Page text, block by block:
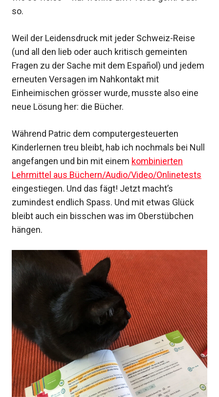
so.
Weil der Leidensdruck mit jeder Schweiz-Reise
(und all den lieb oder auch kritisch gemeinten
Fragen zu der Sache mit dem Español) und jedem
erneuten Versagen im Nahkontakt mit
Einheimischen grösser wurde, musste also eine
neue Lösung her: die Bücher.
Während Patric dem computergesteuerten
Kinderlernen treu bleibt, hab ich nochmals bei Null
angefangen und bin mit einem kombinierten
Lehrmittel aus Büchern/Audio/Video/Onlinetests
eingestiegen. Und das fägt! Jetzt macht’s
zumindest endlich Spass. Und mit etwas Glück
bleibt auch ein bisschen was im Oberstübchen
hängen.